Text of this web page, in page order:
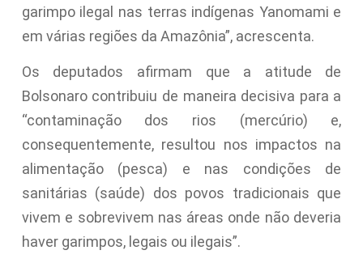
garimpo ilegal nas terras indígenas Yanomami e
em várias regiões da Amazônia”, acrescenta.
Os deputados afirmam que a atitude de
Bolsonaro contribuiu de maneira decisiva para a
“contaminação dos rios (mercúrio) e,
consequentemente, resultou nos impactos na
alimentação (pesca) e nas condições de
sanitárias (saúde) dos povos tradicionais que
vivem e sobrevivem nas áreas onde não deveria
haver garimpos, legais ou ilegais”.